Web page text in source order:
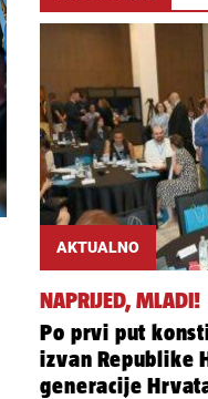
AKTUALNO
NAPRIJED, MLADI!
Po prvi put
izvan Republike
generacije